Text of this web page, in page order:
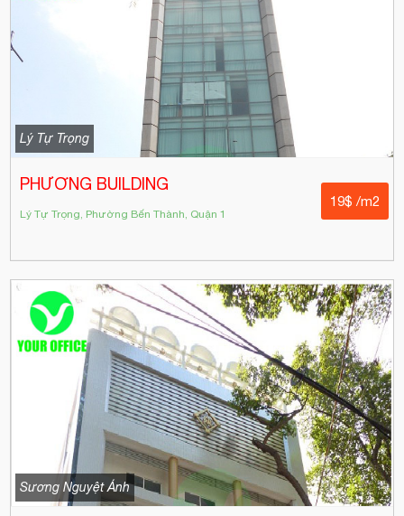
Lý Tự Trọng
PHƯƠNG BUILDING
Lý Tự Trọng, Phường Bến Thành, Quận 1
19$ /m2
Sương Nguyệt Ánh